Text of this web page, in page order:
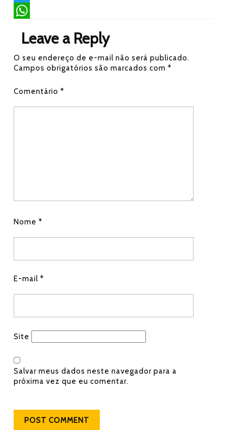
a
b
o
k
T
t
e
r
a
s
A
Leave a Reply
O seu endereço de e-mail não será publicado.
Campos obrigatórios são marcados com *
Comentário *
Nome *
E-mail *
Site
Salvar meus dados neste navegador para a
próxima vez que eu comentar.